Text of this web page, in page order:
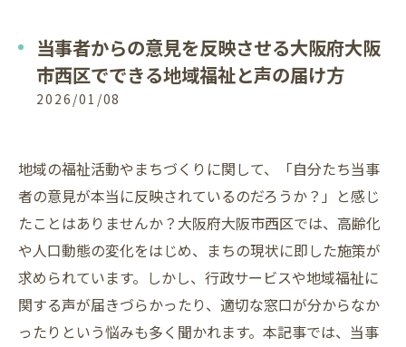
当事者からの意見を反映させる大阪府大阪
市西区でできる地域福祉と声の届け方
2026/01/08
地域の福祉活動やまちづくりに関して、「自分たち当事
者の意見が本当に反映されているのだろうか？」と感じ
たことはありませんか？大阪府大阪市西区では、高齢化
や人口動態の変化をはじめ、まちの現状に即した施策が
求められています。しかし、行政サービスや地域福祉に
関する声が届きづらかったり、適切な窓口が分からなか
ったりという悩みも多く聞かれます。本記事では、当事